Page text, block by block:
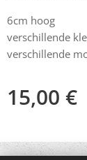
6cm hoog
verschillende
verschillende
15,00 €